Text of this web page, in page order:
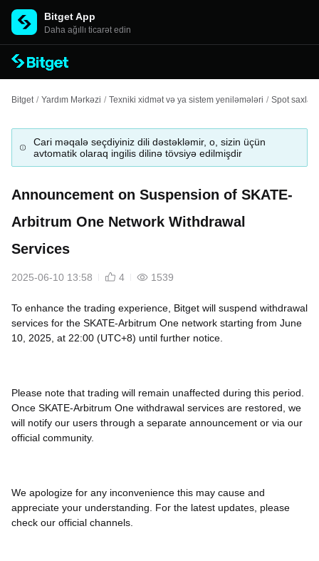
Bitget App
Daha ağıllı ticarət edin
Bitget / Yardım Mərkəzi / Texniki xidmət və ya sistem yeniləmələri / Spot
Cari məqalə seçdiyiniz dili dəstəkləmir, o, sizin üçün
avtomatik olaraq ingilis dilinə tövsiyə edilmişdir
Announcement on Suspension of SKATE-
Arbitrum One Network Withdrawal
Services
2025-06-10 13:58 4 1539
To enhance the trading experience, Bitget will suspend withdrawal
services for the SKATE-Arbitrum One network starting from June
10, 2025, at 22:00 (UTC+8) until further notice.
Please note that trading will remain unaffected during this period.
Once SKATE-Arbitrum One withdrawal services are restored, we
will notify our users through a separate announcement or via our
official community.
We apologize for any inconvenience this may cause and
appreciate your understanding. For the latest updates, please
check our official channels.